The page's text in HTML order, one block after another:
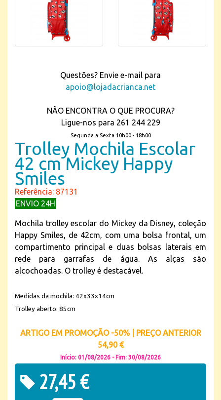
Questões? Envie e-mail para
apoio@lojadacrianca.net
NÃO ENCONTRA O QUE PROCURA?
Ligue-nos para 261 244 229
Segunda a Sexta 10h00 - 18h00
Trolley Mochila Escolar
42 cm Mickey Happy
Smiles
Referência: 87131
ENVIO 24H
Mochila trolley escolar do Mickey da Disney, coleção
Happy Smiles, de 42cm, com uma bolsa frontal, um
compartimento principal e duas bolsas laterais em
rede para garrafas de água. As alças são
alcochoadas. O trolley é destacável.
Medidas da mochila: 42x33x14cm
Trolley aberto: 85cm
ARTIGO EM PROMOÇÃO -50% | PREÇO ANTERIOR
54,90 €
Início: 01/08/2026 - Fim: 30/08/2026
27,45 €